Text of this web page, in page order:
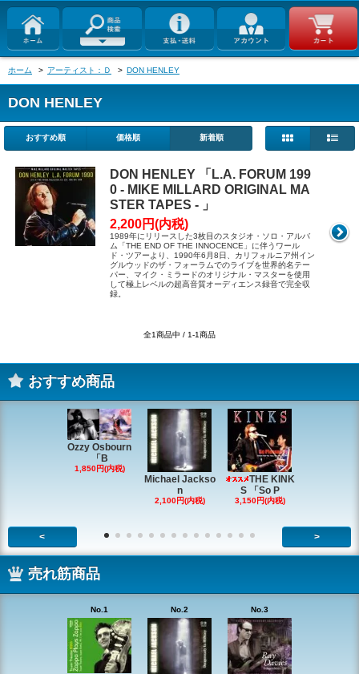
ホーム > アーティスト：Ｄ > DON HENLEY
DON HENLEY
おすすめ順 価格順 新着順
DON HENLEY 「L.A. FORUM 199
0 - MIKE MILLARD ORIGINAL MA
STER TAPES - 」
2,200円(内税)
1989年にリリースした3枚目のスタジオ・ソロ・アルバ
ム「THE END OF THE INNOCENCE」に伴うワール
ド・ツアーより、1990年6月8日、カリフォルニア州イン
グルウッドのザ・フォーラムでのライブを世界的名テー
パー、マイク・ミラードのオリジナル・マスターを使用
して極上レベルの超高音質オーディエンス録音で完全収
録。
全1商品中 / 1-1商品
おすすめ商品
Ozzy Osbourn
「B
1,850円(内税)
Michael Jackso
n
2,100円(内税)
THE KINK
S 「So P
3,150円(内税)
< >
売れ筋商品
No.1 No.2 No.3